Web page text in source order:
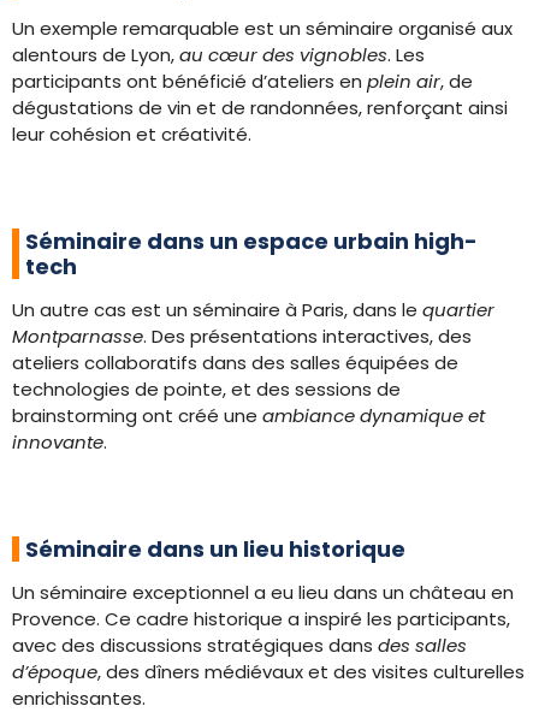
Un exemple remarquable est un séminaire organisé aux
alentours de Lyon,au cœur des vignobles. Les
participants ont bénéficié d’ateliers en plein air, de
dégustations de vin et de randonnées, renforçant ainsi
leur cohésion et créativité.
Séminaire dans un espace urbain high-
tech
Un autre cas est un séminaire à Paris, dans le quartier
Montparnasse. Des présentations interactives, des
ateliers collaboratifs dans des salles équipées de
technologies de pointe, et des sessions de
brainstorming ont créé une ambiance dynamique et
innovante.
Séminaire dans un lieu historique
Un séminaire exceptionnel a eu lieu dans un château en
Provence. Ce cadre historique a inspiré les participants,
avec des discussions stratégiques dans des salles
d’époque, des dîners médiévaux et des visites culturelles
enrichissantes.